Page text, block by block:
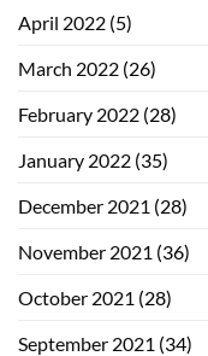
April 2022 (5)
March 2022 (26)
February 2022 (28)
January 2022 (35)
December 2021 (28)
November 2021 (36)
October 2021 (28)
September 2021 (34)